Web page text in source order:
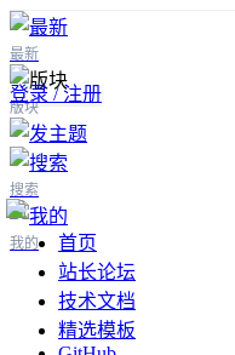
最新
版块
搜索
我的
登录 / 注册
首页
站长论坛
技术文档
精选模板